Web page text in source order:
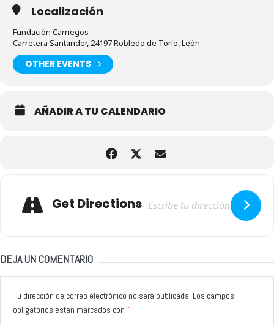
Localización
Fundación Carriegos
Carretera Santander, 24197 Robledo de Torío, León
OTHER EVENTS
AÑADIR A TU CALENDARIO
Get Directions
DEJA UN COMENTARIO
Tu dirección de correo electrónico no será publicada. Los campos
obligatorios están marcados con *